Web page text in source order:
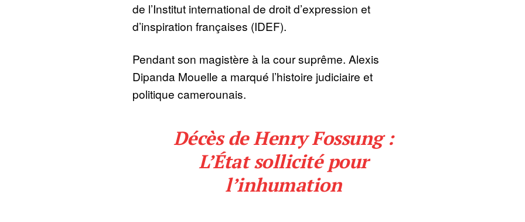
de l’Institut international de droit d’expression et
d’inspiration françaises (IDEF).
Pendant son magistère à la cour suprême. Alexis
Dipanda Mouelle a marqué l’histoire judiciaire et
politique camerounais.
Décès de Henry Fossung :
L’État sollicité pour
l’inhumation